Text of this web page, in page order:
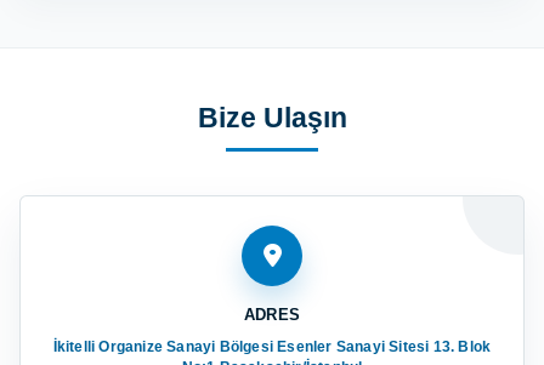
Bize Ulaşın
ADRES
İkitelli Organize Sanayi Bölgesi Esenler Sanayi Sitesi 13. Blok